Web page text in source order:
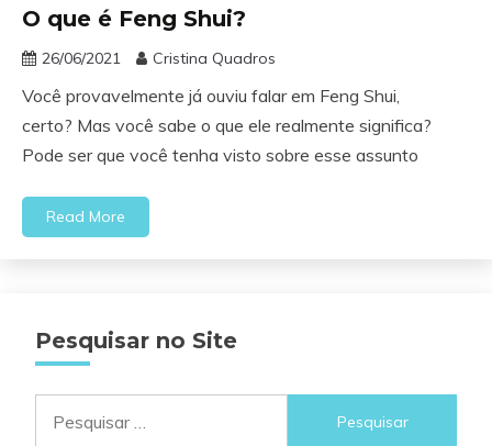
O que é Feng Shui?
26/06/2021 Cristina Quadros
Você provavelmente já ouviu falar em Feng Shui,
certo? Mas você sabe o que ele realmente significa?
Pode ser que você tenha visto sobre esse assunto
Read More
Pesquisar no Site
por: